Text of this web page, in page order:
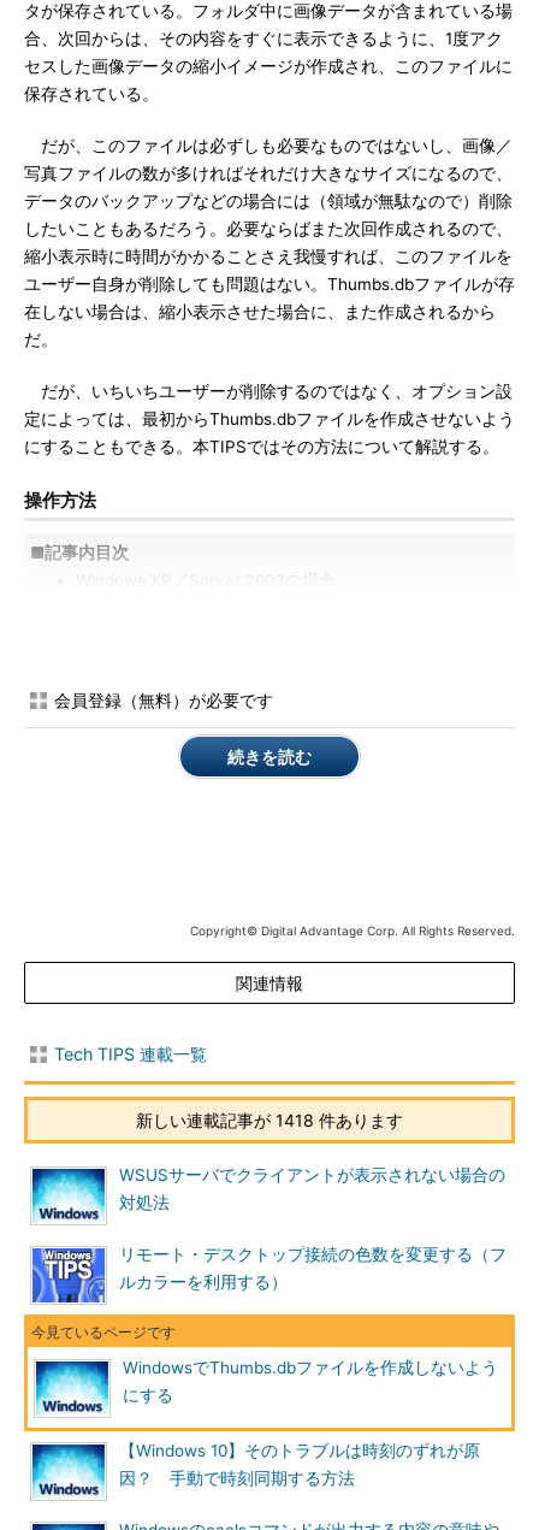
タが保存されている。フォルダ中に画像データが含まれている場
合、次回からは、その内容をすぐに表示できるように、1度アク
セスした画像データの縮小イメージが作成され、このファイルに
保存されている。
だが、このファイルは必ずしも必要なものではないし、画像／
写真ファイルの数が多ければそれだけ大きなサイズになるので、
データのバックアップなどの場合には（領域が無駄なので）削除
したいこともあるだろう。必要ならばまた次回作成されるので、
縮小表示時に時間がかかることさえ我慢すれば、このファイルを
ユーザー自身が削除しても問題はない。Thumbs.dbファイルが存
在しない場合は、縮小表示させた場合に、また作成されるから
だ。
だが、いちいちユーザーが削除するのではなく、オプション設
定によっては、最初からThumbs.dbファイルを作成させないよう
にすることもできる。本TIPSではその方法について解説する。
操作方法
■記事内目次
Windows XP／Server 2003の場合
画像や写真データの縮小イメージを保存するThumbs.dbファイ
ルを作成させないようにするには、エクスプローラのオプション
を変更する。このためには、エクスプローラの［ツール］－［フ
Thumbs.dbファイルを作成させたくない場合は、
オプションを変更すればよい。
（1）このタブを選択する。
mbs.dbファイルは作成されなくなる。
ここにある［縮小版をキャッシュしない］のチェック・ボック
スをオンにすれば、以後、Thumbs.dbファイルは作成されなくな
る、だが既存のThumbs.dbが自動的に削除されることはないの
で、必要ならば検索機能で探し出し、すべて削除しておけばよい
だろう。
ところで、このファイルが利用できないと、縮小表示のたびに
会員登録（無料）が必要です
続きを読む
Copyright© Digital Advantage Corp. All Rights Reserved.
関連情報
Tech TIPS 連載一覧
新しい連載記事が 1418 件あります
WSUSサーバでクライアントが表示されない場合の
対処法
リモート・デスクトップ接続の色数を変更する（フ
ルカラーを利用する）
WindowsでThumbs.dbファイルを作成しないよう
にする
【Windows 10】そのトラブルは時刻のずれが原
因？ 手動で時刻同期する方法